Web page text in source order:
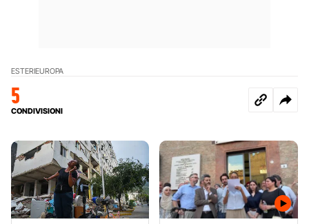
ESTERIEUROPA
5
CONDIVISIONI